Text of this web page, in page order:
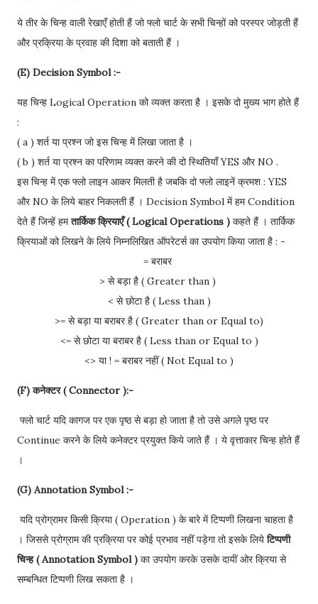
ये तीर के चिन्ह वाली रेखाएँ होती हैं जो फ्लो चार्ट के सभी चिन्हों को परस्पर जोड़ती हैं
और प्रक्रिया के प्रवाह की दिशा को बताती हैं ।
(E) Decision Symbol :-
यह चिन्ह Logical Operation को व्यक्त करता है । इसके दो मुख्य भाग होते हैं
:
( a ) शर्त या प्रश्न जो इस चिन्ह में लिखा जाता है ।
( b ) शर्त या प्रश्न का परिणाम व्यक्त करने की दो स्थितियाँ YES और NO .
इस चिन्ह में एक फ्लो लाइन आकर मिलती है जबकि दो फ्लो लाइनें क्रमश : YES
और NO के लिये बाहर निकलती हैं । Decision Symbol में हम Condition
देते हैं जिन्हें हमतार्किक क्रियाएँ ( Logical Operations ) कहते हैं । तार्किक
क्रियाओं को लिखने के लिये निम्नलिखित ऑपरेटर्स का उपयोग किया जाता है : -
= बराबर
> से बड़ा है ( Greater than )
< से छोटा है ( Less than )
>= से बड़ा या बराबर है ( Greater than or Equal to)
<= से छोटा या बराबर है ( Less than or Equal to )
<> या ! = बराबर नहीं ( Not Equal to )
(F) कनेक्टर ( Connector ):-
फ्लो चार्ट यदि कागज पर एक पृष्ठ से बड़ा हो जाता है तो उसे अगले पृष्ठ पर
Continue करने के लिये कनेक्टर प्रयुक्त किये जाते हैं । ये वृत्ताकार चिन्ह होते हैं
।
(G) Annotation Symbol :-
यदि प्रोग्रामर किसी क्रिया ( Operation ) के बारे में टिप्पणी लिखना चाहता है
। जिससे प्रोग्राम की प्रक्रिया पर कोई प्रभाव नहीं पड़ेगा तो इसके लियेटिप्पणी
चिन्ह ( Annotation Symbol ) का उपयोग करके उसके दायीं ओर क्रिया से
सम्बन्धित टिप्पणी लिख सकता है ।